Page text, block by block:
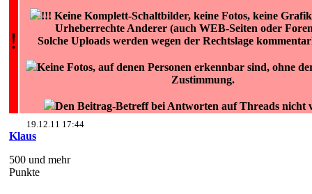
!
!!! Keine Komplett-Schaltbilder, keine Fotos, keine
Urheberrechte Anderer (auch WEB-Seiten oder
Solche Uploads werden wegen der Rechtslage
Keine Fotos, auf denen Personen erkennbar sind, ohne
Zustimmung.
Den Beitrag-Betreff bei Antworten auf Threads nicht
19.12.11 17:44
Klaus
500 und mehr
Punkte